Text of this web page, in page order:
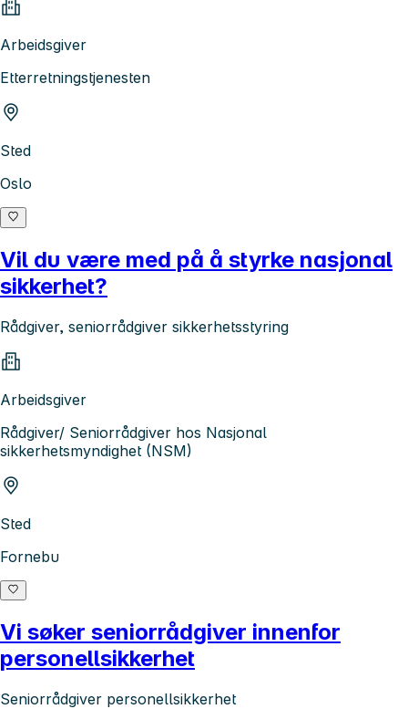
Arbeidsgiver
Etterretningstjenesten
Sted
Oslo
Vil du være med på å styrke nasjonal
sikkerhet?
Rådgiver, seniorrådgiver sikkerhetsstyring
Arbeidsgiver
Rådgiver/ Seniorrådgiver hos Nasjonal
sikkerhetsmyndighet (NSM)
Sted
Fornebu
Vi søker seniorrådgiver innenfor
personellsikkerhet
Seniorrådgiver personellsikkerhet